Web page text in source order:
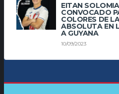
EITAN
CONVOCADO
COLORES DE
ABSOLUTA EN
A GUYANA
10/09/2023